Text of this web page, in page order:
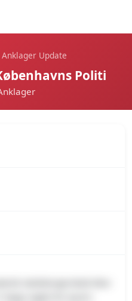
Anklager Update
Politi